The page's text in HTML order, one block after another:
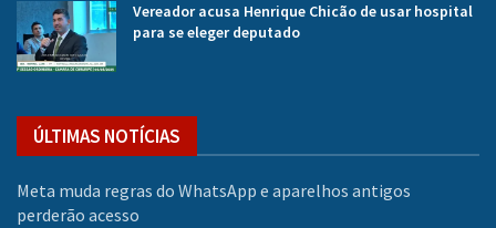
Vereador acusa Henrique Chicão de usar hospital
para se eleger deputado
ÚLTIMAS NOTÍCIAS
Meta muda regras do WhatsApp e aparelhos antigos
perderão acesso